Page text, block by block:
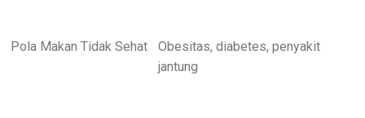
Pola Makan Tidak Sehat
Obesitas, diabetes, penyakit
jantung